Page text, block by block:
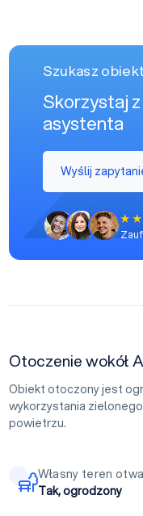
Szukasz
Skorzystaj z
asystenta
Wyślij
Otoczenie wokół
Obiekt otoczony jest
wykorzystania
powietrzu.
Własny teren
Tak, ogrodzony